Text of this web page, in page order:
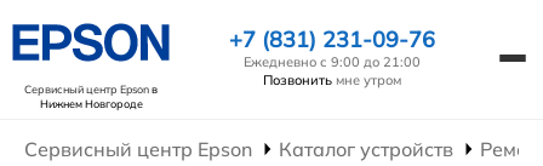
Сервисный центр Epsonв
Нижнем Новгороде
+7 (831) 231-09-76
Ежедневно с 9:00 до 21:00
Позвонить мне утром
Сервисный центр Epson Каталог устройств